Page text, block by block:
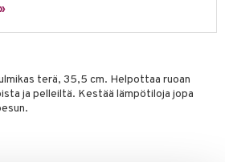
terä, 35,5 cm. Helpottaa ruoan
ja pelleiltä. Kestää lämpötiloja jopa